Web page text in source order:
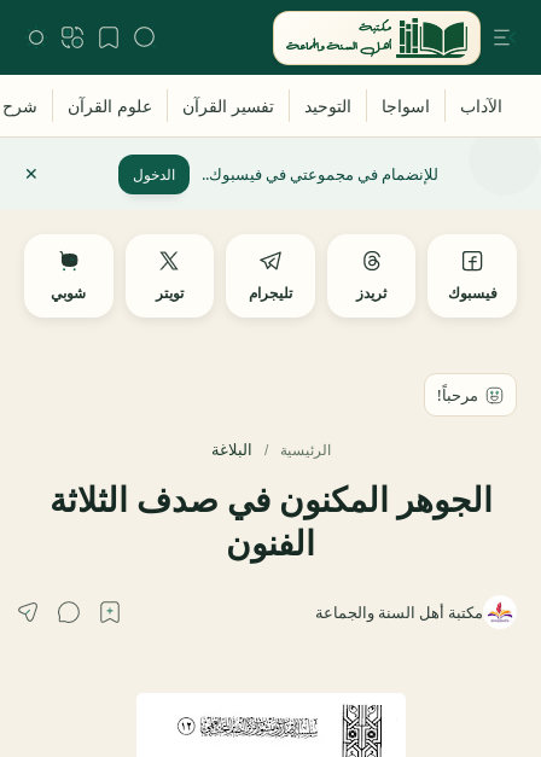
للإنضمام في مجموعتي في فيسبوك.. الدخول
فيسبوك ثريدز تليجرام تويتر شوبي
الرئيسية البلاغة
الجوهر المكنون في صدف الثلاثة
الفنون